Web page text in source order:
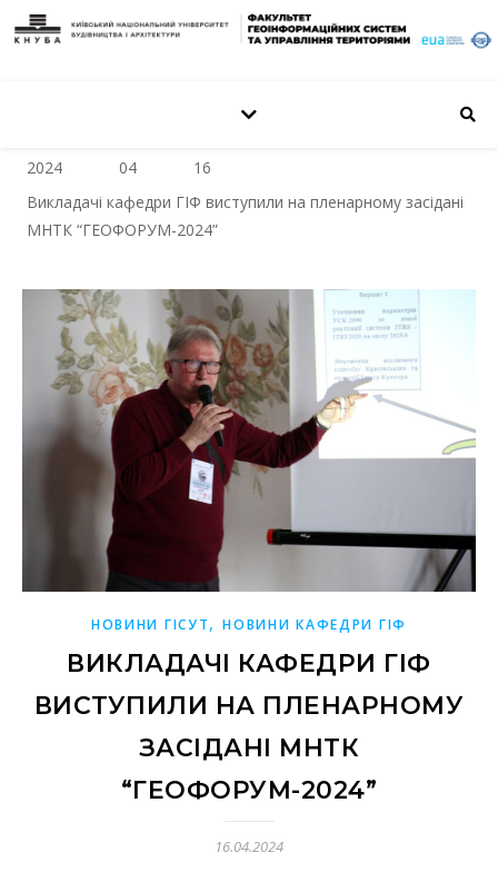
2024 04
16
Викладачі кафедри ГІФ виступили на пленарному засідані
МНТК “ГЕОФОРУМ-2024”
НОВИНИ ГІСУТ,НОВИНИ КАФЕДРИ ГІФ
ВИКЛАДАЧІ КАФЕДРИ ГІФ
ВИСТУПИЛИ НА ПЛЕНАРНОМУ
ЗАСІДАНІ МНТК
“ГЕОФОРУМ-2024”
16.04.2024